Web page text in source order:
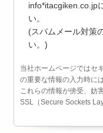
info*itacgiken.co.jp
い。
(スパムメール対策
い。)
当社ホームページではセ
の重要な情報の入力時には
これらの情報が傍受、妨
SSL（Secure Sockets